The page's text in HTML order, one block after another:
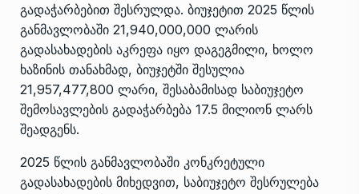
გადაჭარბებით შესრულდა. ბიუჯეტით 2025 წლის
განმავლობაში 21,940,000,000 ლარის
გადასახადების აკრეფა იყო დაგეგმილი, ხოლო
ხაზინის თანახმად, ბიუჯეტში შესულია
21,957,477,800 ლარი, შესაბამისად საბიუჯეტო
შემოსავლების გადაჭარბება 17.5 მილიონ ლარს
შეადგენს.
2025 წლის განმავლობაში კონკრეტული
გადასახადების მიხედვით, საბიუჯეტო შესრულება